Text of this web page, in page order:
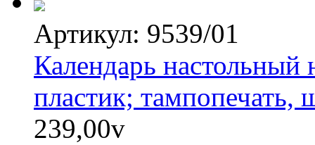
Артикул: 9539/01
Календарь
пластик; тампопечать,
239,00v